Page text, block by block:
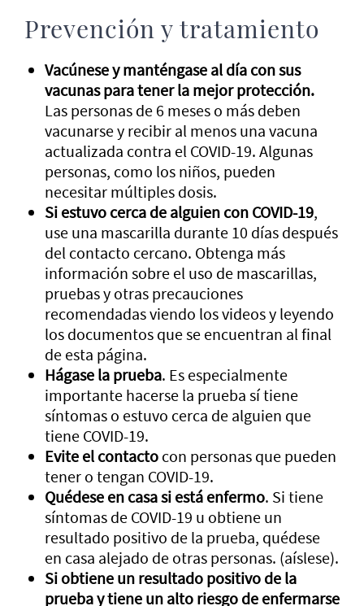
Prevención y tratamiento
Vacúnese y manténgase al día con sus
vacunas para tener la mejor protección.
Las personas de 6 meses o más deben
vacunarse y recibir al menos una vacuna
actualizada contra el COVID-19. Algunas
personas, como los niños, pueden
necesitar múltiples dosis.
Si estuvo cerca de alguien con COVID-19,
use una mascarilla durante 10 días después
del contacto cercano. Obtenga más
información sobre el uso de mascarillas,
pruebas y otras precauciones
recomendadas viendo los videos y leyendo
los documentos que se encuentran al final
de esta página.
Hágase la prueba. Es especialmente
importante hacerse la prueba sí tiene
síntomas o estuvo cerca de alguien que
tiene COVID-19.
Evite el contacto con personas que pueden
tener o tengan COVID-19.
Quédese en casa si está enfermo. Si tiene
síntomas de COVID-19 u obtiene un
resultado positivo de la prueba, quédese
en casa alejado de otras personas. (aíslese).
Si obtiene un resultado positivo de la
prueba y tiene un alto riesgo de enfermarse